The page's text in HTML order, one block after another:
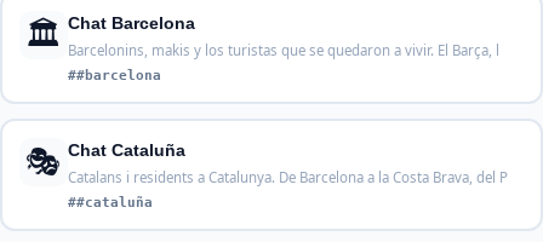
🏛️ Chat Barcelona
Barcelonins, makis y los turistas que se quedaron a vivir. El Barça, l
##barcelona
🎭 Chat Cataluña
Catalans i residents a Catalunya. De Barcelona a la Costa Brava, del P
##cataluña